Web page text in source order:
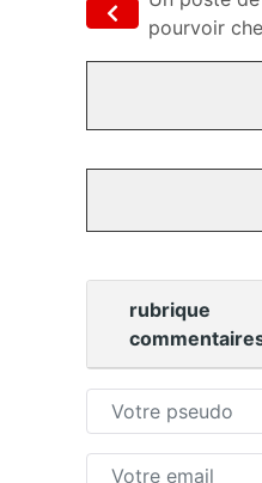
pourvoir
rubrique